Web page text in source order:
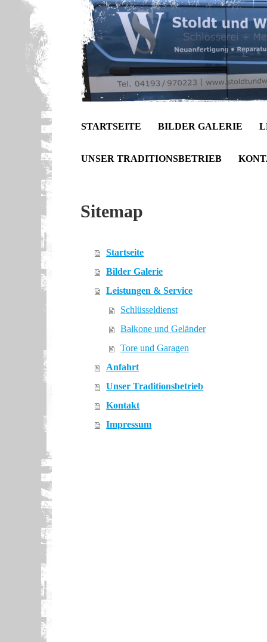
STARTSEITE BILDER GALERIE
UNSER TRADITIONSBETRIEB
Sitemap
Startseite
Bilder Galerie
Leistungen & Service
Schlüsseldienst
Balkone und Geländer
Tore und Garagen
Anfahrt
Unser Traditionsbetrieb
Kontakt
Impressum